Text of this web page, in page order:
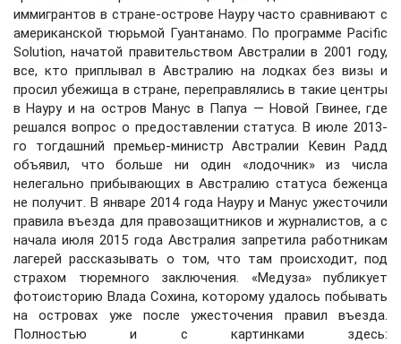
иммигрантов в стране-острове Науру часто сравнивают с
американской тюрьмой Гуантанамо. По программе Pacific
Solution, начатой правительством Австралии в 2001 году,
все, кто приплывал в Австралию на лодках без визы и
просил убежища в стране, переправлялись в такие центры
в Науру и на остров Манус в Папуа — Новой Гвинее, где
решался вопрос о предоставлении статуса. В июле 2013-
го тогдашний премьер-министр Австралии Кевин Радд
объявил, что больше ни один «лодочник» из числа
нелегально прибывающих в Австралию статуса беженца
не получит. В январе 2014 года Науру и Манус ужесточили
правила въезда для правозащитников и журналистов, а с
начала июля 2015 года Австралия запретила работникам
лагерей рассказывать о том, что там происходит, под
страхом тюремного заключения. «Медуза» публикует
фотоисторию Влада Сохина, которому удалось побывать
на островах уже после ужесточения правил въезда.
Полностью и с картинками здесь: